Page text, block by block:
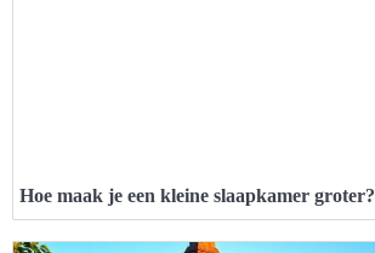
Hoe maak je een kleine slaapkamer groter?